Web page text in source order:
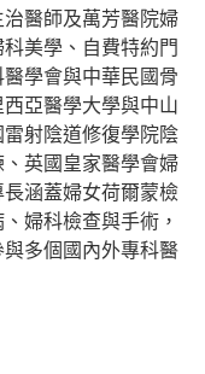
醫師及萬芳醫院婦
美學、自費特約門
學會與中華民國骨
亞醫學大學與中山
射陰道修復學院陰
英國皇家醫學會婦
涵蓋婦女荷爾蒙檢
婦科檢查與手術，
多個國內外專科醫